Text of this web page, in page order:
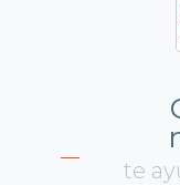
te